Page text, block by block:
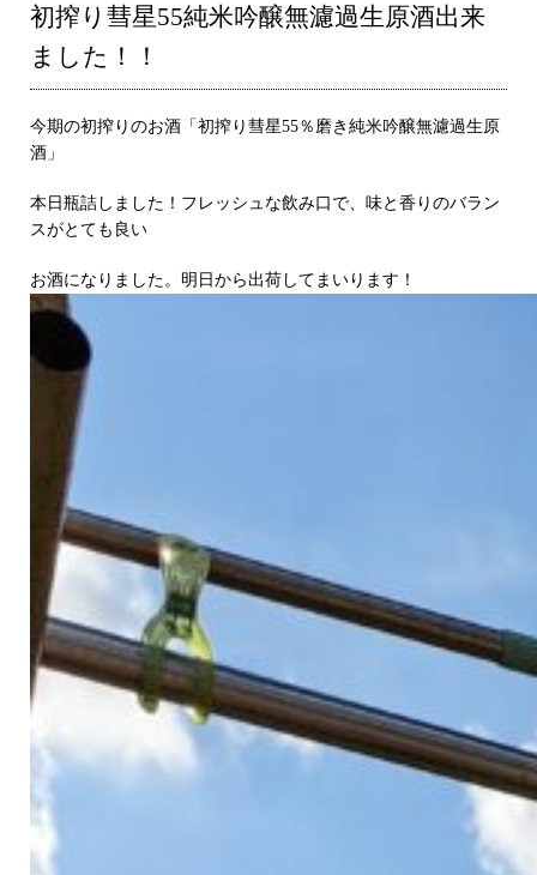
初搾り彗星55純米吟醸無濾過生原酒出来
ました！！
今期の初搾りのお酒「初搾り彗星55％磨き純米吟醸無濾過生原
酒」
本日瓶詰しました！フレッシュな飲み口で、味と香りのバラン
スがとても良い
お酒になりました。明日から出荷してまいります！